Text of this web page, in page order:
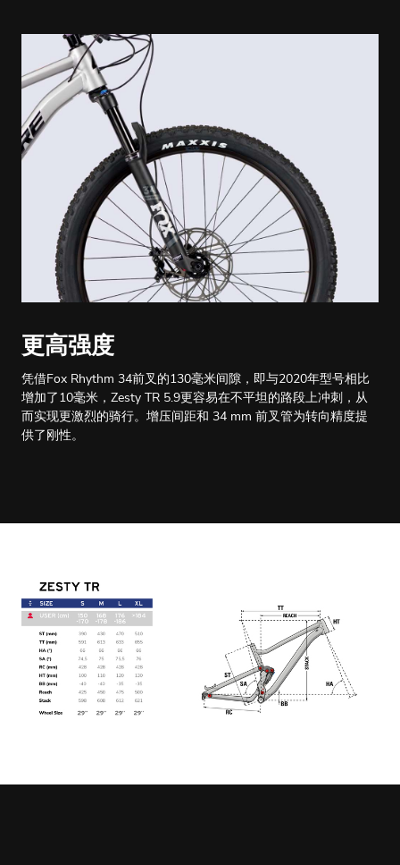
更高强度
凭借Fox Rhythm 34前叉的130毫米间隙，即与2020年型号相比
增加了10毫米，Zesty TR 5.9更容易在不平坦的路段上冲刺，从
而实现更激烈的骑行。增压间距和 34 mm 前叉管为转向精度提
供了刚性。